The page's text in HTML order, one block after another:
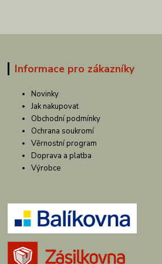
Informace pro zákazníky
Novinky
Jak nakupovat
Obchodní podmínky
Ochrana soukromí
Věrnostní program
Doprava a platba
Výrobce